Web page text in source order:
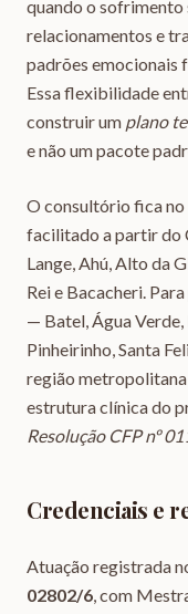
quando o sofrimento
relacionamentos e
padrões emocionais
Essa flexibilidade
construir um plano
e não um pacote
O consultório fica no
facilitado a partir do
Lange, Ahú, Alto da
Rei e Bacacheri.
— Batel, Água
Pinheirinho, Santa
região
estrutura clínica do
Resolução CFP nº
Credenciais e
Atuação registrada
02802/6, com